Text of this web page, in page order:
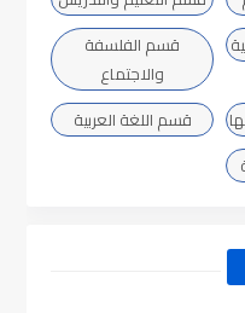
قسم الفلسفة
والاجتماع
قسم اللغة العربية